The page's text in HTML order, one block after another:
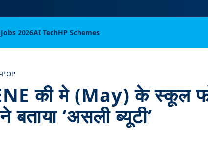
Jobs 2026AI TechHP Schemes
POP
की मे (May) के स्कूल
बताया ‘असली ब्यूटी’